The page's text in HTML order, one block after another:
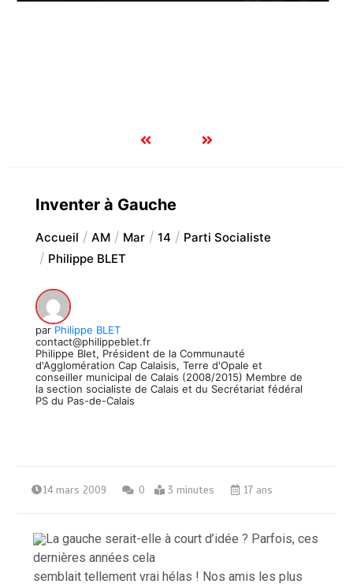
Inventer à Gauche
Accueil AM Mar 14
Parti Socialiste
Philippe BLET
par Philippe BLET
contact@philippeblet.fr
Philippe Blet, Président de la Communauté
d'Agglomération Cap Calaisis, Terre d'Opale et
conseiller municipal de Calais (2008/2015) Membre de
la section socialiste de Calais et du Secrétariat fédéral
PS du Pas-de-Calais
14 mars 2009 0 3 minutes 17 ans
La gauche serait-elle à court d’idée ? Parfois, ces
dernières années cela
semblait tellement vrai hélas ! Nos amis les plus